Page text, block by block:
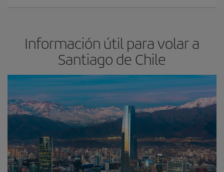
Información útil para volar a
Santiago de Chile